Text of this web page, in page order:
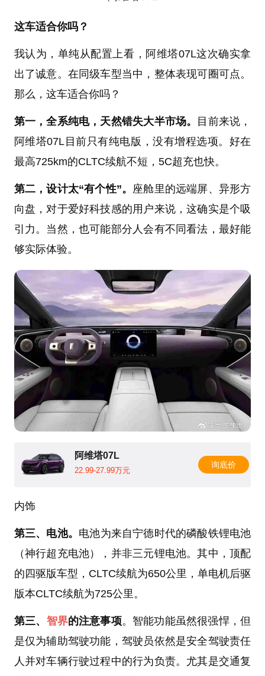
这车适合你吗？
我认为，单纯从配置上看，阿维塔07L这次确实拿
出了诚意。在同级车型当中，整体表现可圈可点。
那么，这车适合你吗？
第一，全系纯电，天然错失大半市场。
目前来说，
阿维塔07L目前只有纯电版，没有增程选项。好在
最高725km的CLTC续航不短，5C超充也快。
第二，设计太“有个性”。 座舱里的远端屏、异形方
向盘，对于爱好科技感的用户来说，这确实是个吸
引力。当然，也可能部分人会有不同看法，最好能
够实际体验。
阿维塔07L
22.99-27.99万元
询底价
内饰
第三、电池。 电池为来自宁德时代的磷酸铁锂电池
（神行超充电池），并非三元锂电池。其中，顶配
的四驱版车型，CLTC续航为650公里，单电机后驱
版本CLTC续航为725公里。
第三、 智界的注意事项。智能功能虽然很强悍，但
是仅为辅助驾驶功能，驾驶员依然是安全驾驶责任
人并对车辆行驶过程中的行为负责。尤其是交通复